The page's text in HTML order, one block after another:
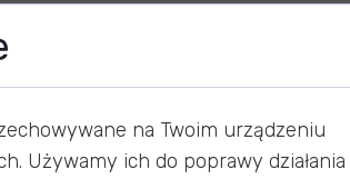
dobrać stal na „dozbrojenie” lub
na poprawkach.
i nie zastępują oficjalnej
zatwierdzona przez
na Twoim urządzeniu
Używamy ich do poprawy działania